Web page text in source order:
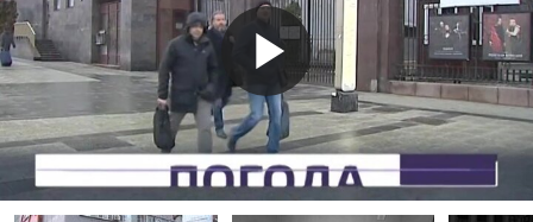
Play
Video